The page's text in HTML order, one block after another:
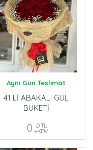
Aynı Gün Teslimat
41 Lİ ABAKALI GÜL
BUKETİ
0 ,0 TL
+KDV